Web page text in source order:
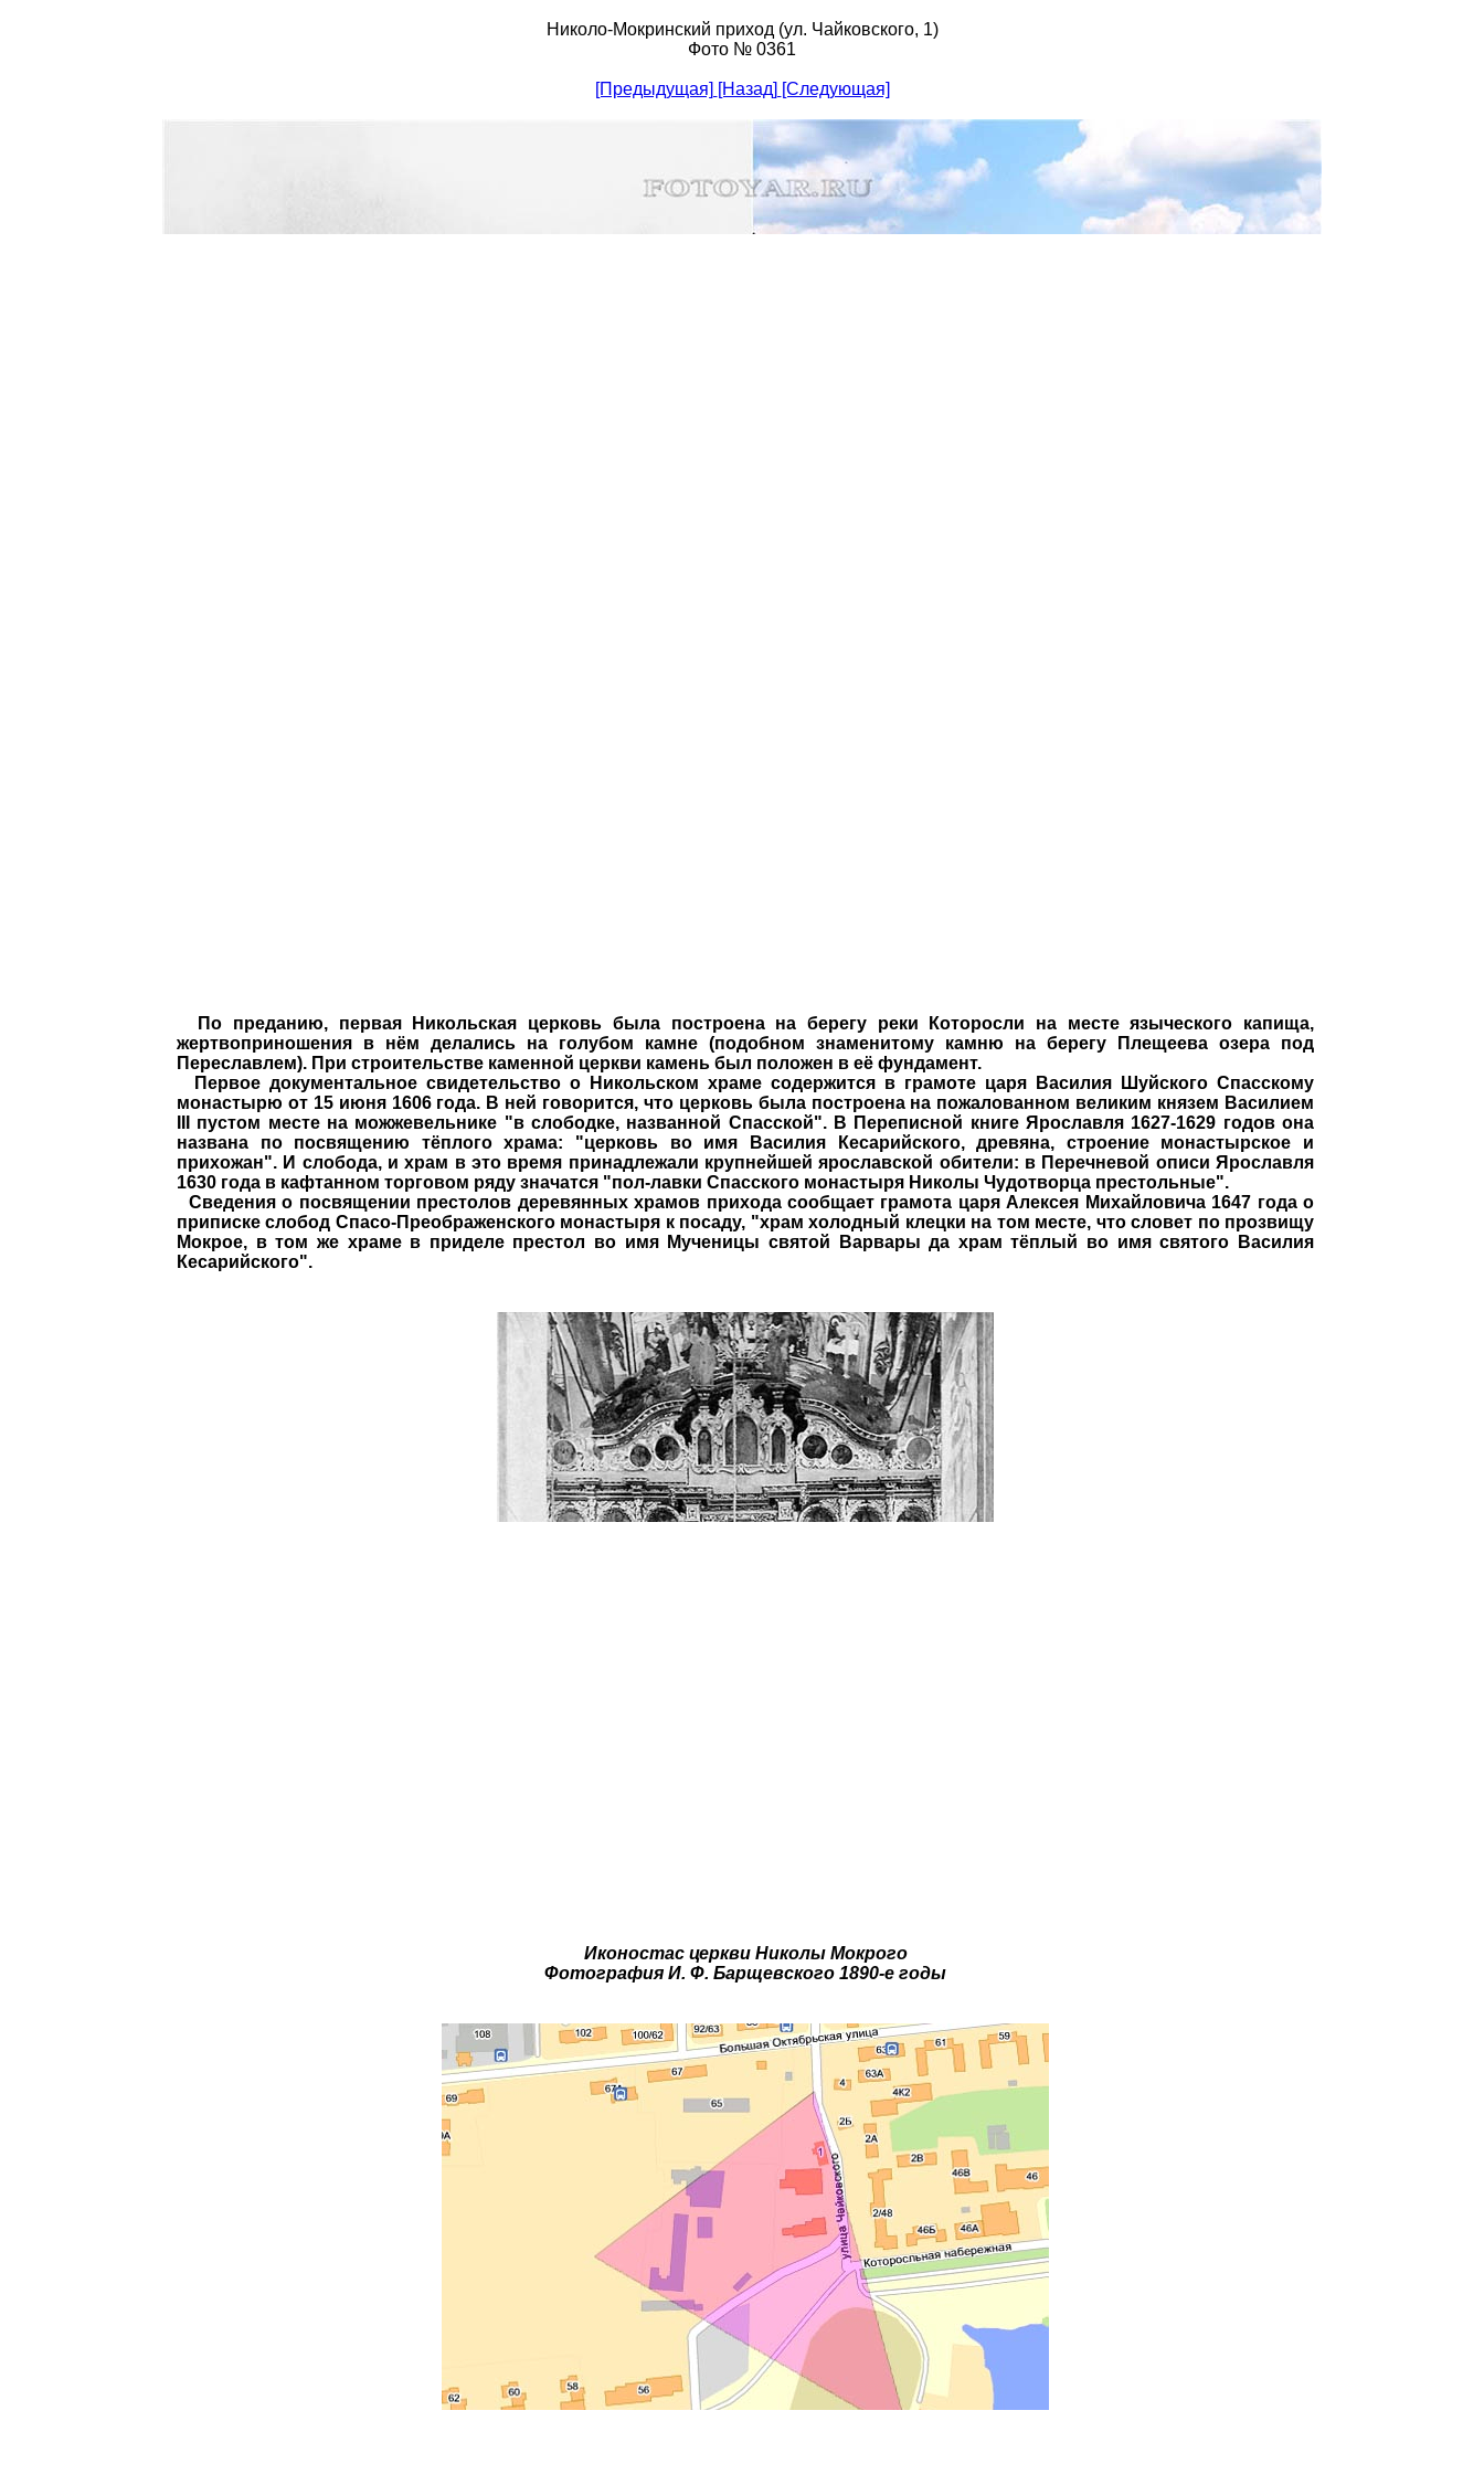
Николо-Мокринский приход (ул. Чайковского, 1)
Фото № 0361
[Предыдущая] [Назад] [Следующая]
По преданию, первая Никольская церковь была построена на берегу реки Которосли на месте языческого капища,
жертвоприношения в нём делались на голубом камне (подобном знаменитому камню на берегу Плещеева озера под
Переславлем). При строительстве каменной церкви камень был положен в её фундамент.
Первое документальное свидетельство о Никольском храме содержится в грамоте царя Василия Шуйского Спасскому
монастырю от 15 июня 1606 года. В ней говорится, что церковь была построена на пожалованном великим князем Василием
III пустом месте на можжевельнике "в слободке, названной Спасской". В Переписной книге Ярославля 1627-1629 годов она
названа по посвящению тёплого храма: "церковь во имя Василия Кесарийского, древяна, строение монастырское и
прихожан". И слобода, и храм в это время принадлежали крупнейшей ярославской обители: в Перечневой описи Ярославля
1630 года в кафтанном торговом ряду значатся "пол-лавки Спасского монастыря Николы Чудотворца престольные".
Сведения о посвящении престолов деревянных храмов прихода сообщает грамота царя Алексея Михайловича 1647 года о
приписке слобод Спасо-Преображенского монастыря к посаду, "храм холодный клецки на том месте, что словет по прозвищу
Мокрое, в том же храме в приделе престол во имя Мученицы святой Варвары да храм тёплый во имя святого Василия
Кесарийского".
Иконостас церкви Николы Мокрого
Фотография И. Ф. Барщевского 1890-е годы